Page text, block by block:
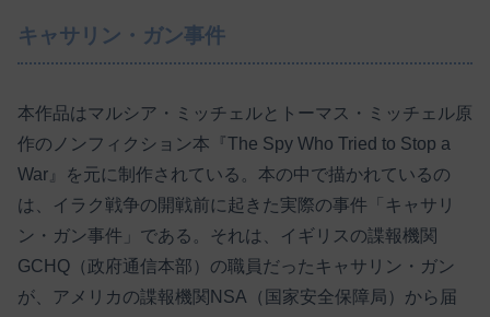
キャサリン・ガン事件
本作品はマルシア・ミッチェルとトーマス・ミッチェル原
作のノンフィクション本『The Spy Who Tried to Stop a
War』を元に制作されている。本の中で描かれているの
は、イラク戦争の開戦前に起きた実際の事件「キャサリ
ン・ガン事件」である。それは、イギリスの諜報機関
GCHQ（政府通信本部）の職員だったキャサリン・ガン
が、アメリカの諜報機関NSA（国家安全保障局）から届